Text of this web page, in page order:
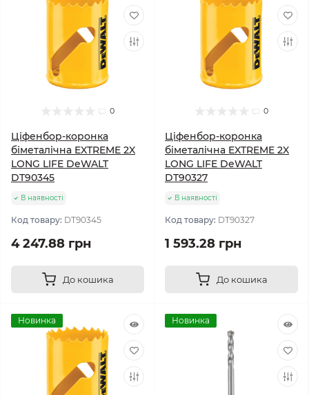
0
Ціфенбор-коронка
біметалічна EXTREME 2X
LONG LIFE DeWALT
DT90345
В наявності
Код товару: DT90345
4 247.88 грн
До кошика
0
Ціфенбор-коронка
біметалічна EXTREME 2X
LONG LIFE DeWALT
DT90327
В наявності
Код товару: DT90327
1 593.28 грн
До кошика
Новинка Новинка